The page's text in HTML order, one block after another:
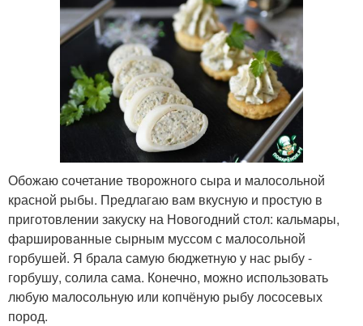
Обожаю сочетание творожного сыра и малосольной
красной рыбы. Предлагаю вам вкусную и простую в
приготовлении закуску на Новогодний стол: кальмары,
фаршированные сырным муссом с малосольной
горбушей. Я брала самую бюджетную у нас рыбу -
горбушу, солила сама. Конечно, можно использовать
любую малосольную или копчёную рыбу лососевых
пород.